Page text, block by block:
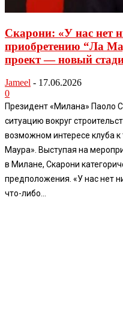
Скарони: «У нас нет
приобретению “Ла
проект — новый
Jameel - 17.06.2026
0
Президент «Милана» Паоло
ситуацию вокруг
возможном интересе клуба
Маура». Выступая на
в Милане, Скарони
предположения. «У нас нет
что-либо...